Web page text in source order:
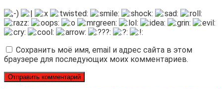
Сохранить моё имя, email и адрес сайта в этом
браузере для последующих моих комментариев.